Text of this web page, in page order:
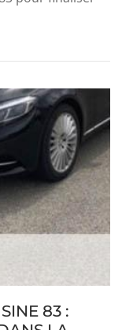
83 :